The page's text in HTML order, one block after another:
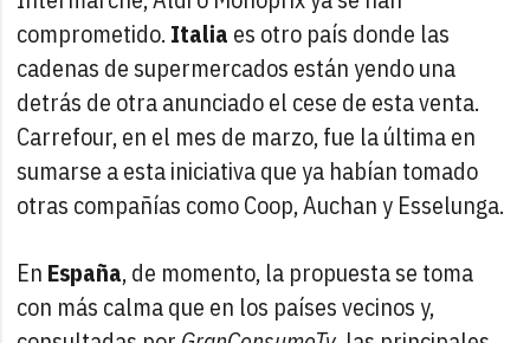
comprometido. Italia es otro país donde las
cadenas de supermercados están yendo una
detrás de otra anunciado el cese de esta venta.
Carrefour, en el mes de marzo, fue la última en
sumarse a esta iniciativa que ya habían tomado
otras compañías como Coop, Auchan y Esselunga.
En España, de momento, la propuesta se toma
con más calma que en los países vecinos y,